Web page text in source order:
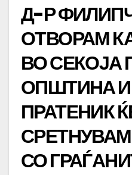
Д-Р
ОТВОРАМ
ВО СЕКОЈА
ОПШТИНА
ПРАТЕНИК
СО